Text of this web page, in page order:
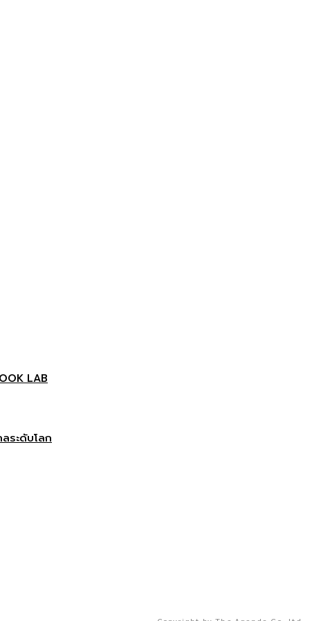
LAB
ระดับโลก